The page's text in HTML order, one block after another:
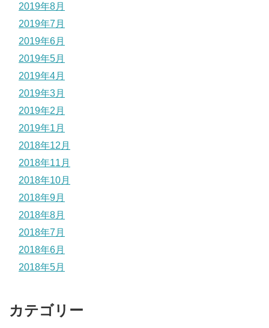
2019年8月
2019年7月
2019年6月
2019年5月
2019年4月
2019年3月
2019年2月
2019年1月
2018年12月
2018年11月
2018年10月
2018年9月
2018年8月
2018年7月
2018年6月
2018年5月
カテゴリー